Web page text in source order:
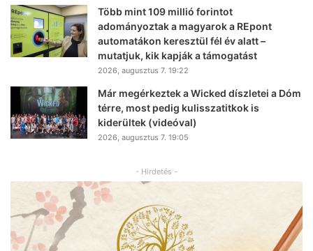
Több mint 109 millió forintot
adományoztak a magyarok a REpont
automatákon keresztül fél év alatt –
mutatjuk, kik kapják a támogatást
2026, augusztus 7. 19:22
Már megérkeztek a Wicked díszletei a Dóm
térre, most pedig kulisszatitkok is
kiderültek (videóval)
2026, augusztus 7. 19:05
- Hirdetés -